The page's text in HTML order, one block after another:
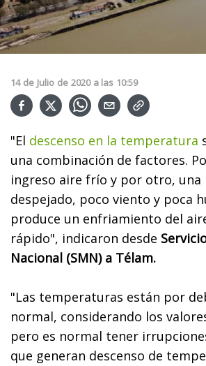
14 de Julio de 2020 a las 10:59
"El descenso en la temperatura
una combinación de factores.
ingreso aire frío y por otro, una
despejado, poco viento y poca
produce un enfriamiento del
rápido", indicaron desde
Nacional (SMN) a Télam.
"Las temperaturas están por
normal, considerando los
pero es normal tener
que generan descenso de